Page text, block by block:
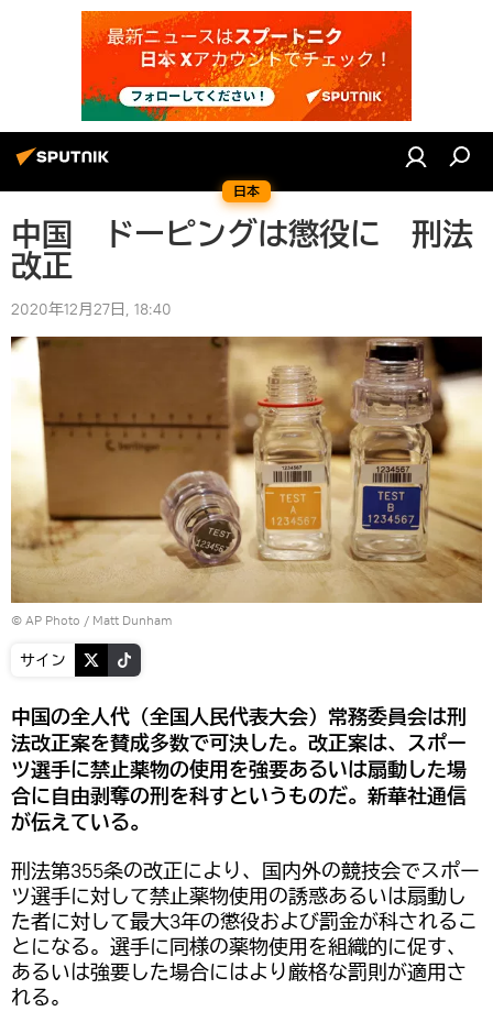
日本
中国 ドーピングは懲役に 刑法
改正
2020年12月27日, 18:40
© AP Photo / Matt Dunham
サイン
中国の全人代（全国人民代表大会）常務委員会は刑
法改正案を賛成多数で可決した。改正案は、スポー
ツ選手に禁止薬物の使用を強要あるいは扇動した場
合に自由剥奪の刑を科すというものだ。新華社通信
が伝えている。
刑法第355条の改正により、国内外の競技会でスポー
ツ選手に対して禁止薬物使用の誘惑あるいは扇動し
た者に対して最大3年の懲役および罰金が科されるこ
とになる。選手に同様の薬物使用を組織的に促す、
あるいは強要した場合にはより厳格な罰則が適用さ
れる。